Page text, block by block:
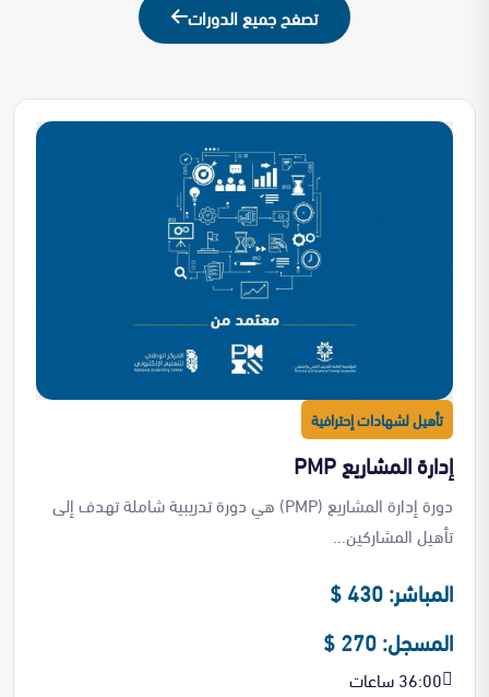
تصفح جميع الدورات
تأهيل لشهادات إحترافية
إدارة المشاريع PMP
دورة إدارة المشاريع (PMP) هي دورة تدريبية شاملة تهدف إلى
تأهيل المشاركين...
المباشر: 430 $
المسجل: 270 $
36:00 ساعات